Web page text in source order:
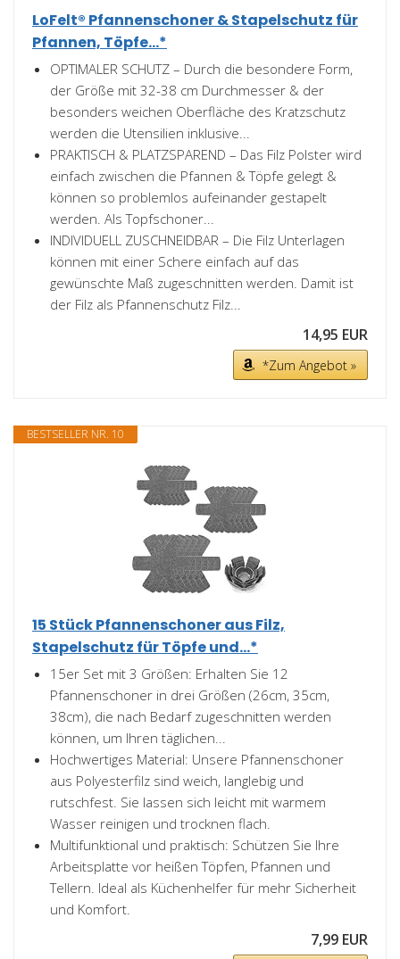
LoFelt® Pfannenschoner & Stapelschutz für
Pfannen, Töpfe...*
OPTIMALER SCHUTZ – Durch die besondere Form,
der Größe mit 32-38 cm Durchmesser & der
besonders weichen Oberfläche des Kratzschutz
werden die Utensilien inklusive...
PRAKTISCH & PLATZSPAREND – Das Filz Polster wird
einfach zwischen die Pfannen & Töpfe gelegt &
können so problemlos aufeinander gestapelt
werden. Als Topfschoner...
INDIVIDUELL ZUSCHNEIDBAR – Die Filz Unterlagen
können mit einer Schere einfach auf das
gewünschte Maß zugeschnitten werden. Damit ist
der Filz als Pfannenschutz Filz...
14,95 EUR
*Zum Angebot »
BESTSELLER NR. 10
15 Stück Pfannenschoner aus Filz,
Stapelschutz für Töpfe und...*
15er Set mit 3 Größen: Erhalten Sie 12
Pfannenschoner in drei Größen (26cm, 35cm,
38cm), die nach Bedarf zugeschnitten werden
können, um Ihren täglichen...
Hochwertiges Material: Unsere Pfannenschoner
aus Polyesterfilz sind weich, langlebig und
rutschfest. Sie lassen sich leicht mit warmem
Wasser reinigen und trocknen flach.
Multifunktional und praktisch: Schützen Sie Ihre
Arbeitsplatte vor heißen Töpfen, Pfannen und
Tellern. Ideal als Küchenhelfer für mehr Sicherheit
und Komfort.
7,99 EUR